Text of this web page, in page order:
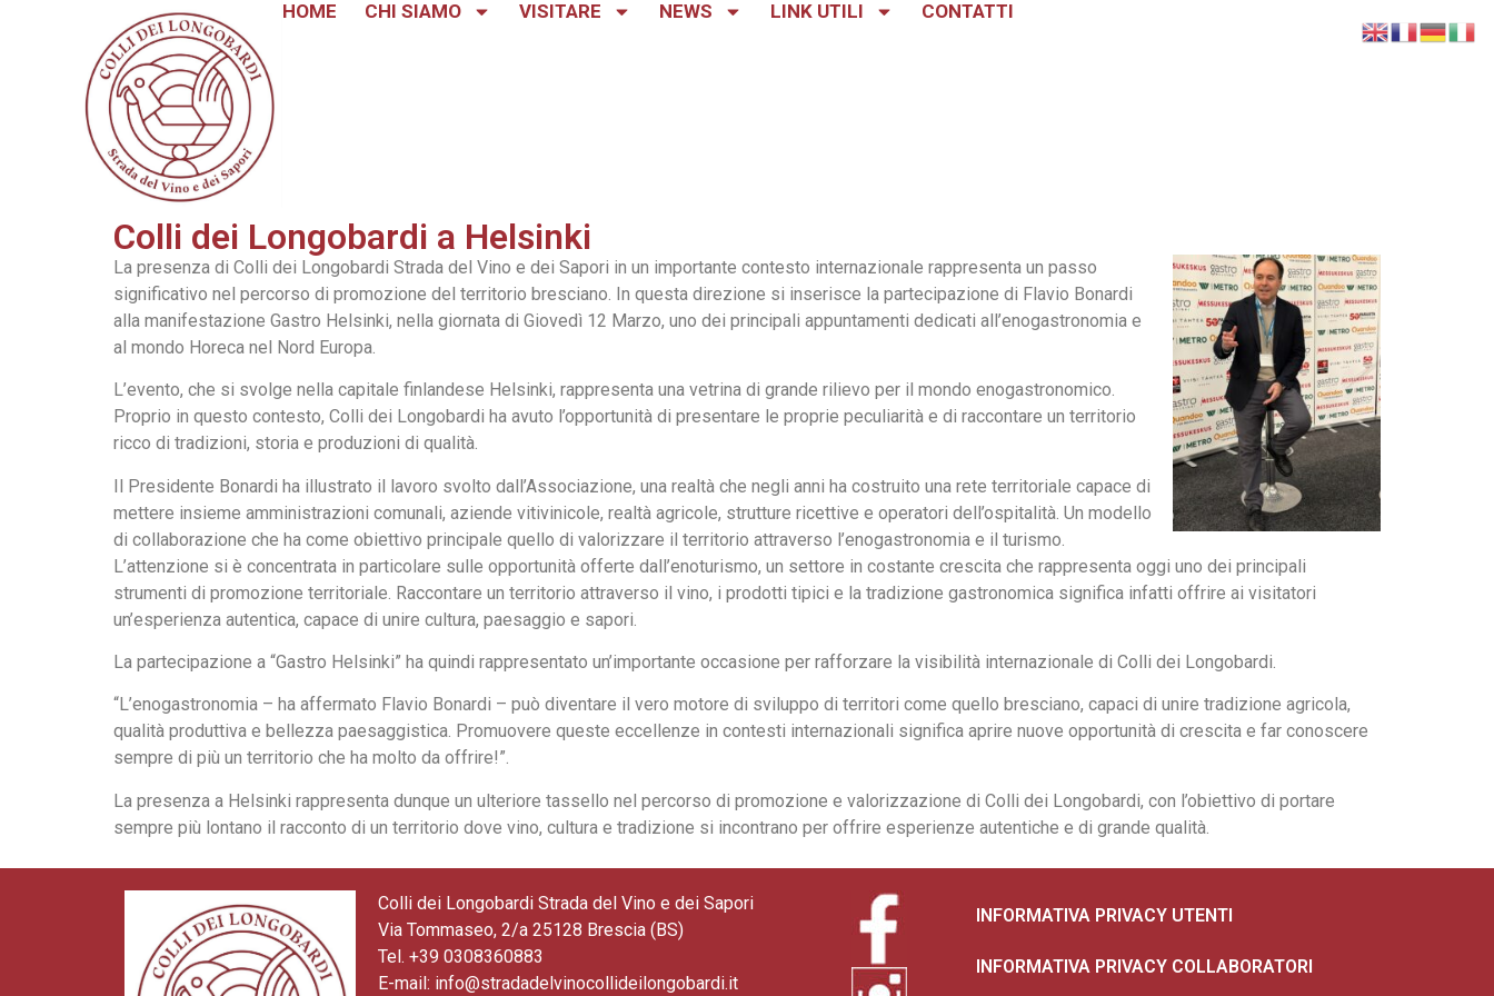
HOME CHI SIAMO VISITARE NEWS LINK UTILI CONTATTI
Colli dei Longobardi a Helsinki
La presenza di Colli dei Longobardi Strada del Vino e dei Sapori in un importante contesto internazionale rappresenta un passo
significativo nel percorso di promozione del territorio bresciano. In questa direzione si inserisce la partecipazione di Flavio Bonardi
alla manifestazione Gastro Helsinki, nella giornata di Giovedì 12 Marzo, uno dei principali appuntamenti dedicati all’enogastronomia e
al mondo Horeca nel Nord Europa.
L’evento, che si svolge nella capitale finlandese Helsinki, rappresenta una vetrina di grande rilievo per il mondo enogastronomico.
Proprio in questo contesto, Colli dei Longobardi ha avuto l’opportunità di presentare le proprie peculiarità e di raccontare un territorio
ricco di tradizioni, storia e produzioni di qualità.
Il Presidente Bonardi ha illustrato il lavoro svolto dall’Associazione, una realtà che negli anni ha costruito una rete territoriale capace di
mettere insieme amministrazioni comunali, aziende vitivinicole, realtà agricole, strutture ricettive e operatori dell’ospitalità. Un modello
di collaborazione che ha come obiettivo principale quello di valorizzare il territorio attraverso l’enogastronomia e il turismo.
L’attenzione si è concentrata in particolare sulle opportunità offerte dall’enoturismo, un settore in costante crescita che rappresenta oggi uno dei principali
strumenti di promozione territoriale. Raccontare un territorio attraverso il vino, i prodotti tipici e la tradizione gastronomica significa infatti offrire ai visitatori
un’esperienza autentica, capace di unire cultura, paesaggio e sapori.
La partecipazione a “Gastro Helsinki” ha quindi rappresentato un’importante occasione per rafforzare la visibilità internazionale di Colli dei Longobardi.
“L’enogastronomia – ha affermato Flavio Bonardi – può diventare il vero motore di sviluppo di territori come quello bresciano, capaci di unire tradizione agricola,
qualità produttiva e bellezza paesaggistica. Promuovere queste eccellenze in contesti internazionali significa aprire nuove opportunità di crescita e far conoscere
sempre di più un territorio che ha molto da offrire!”.
La presenza a Helsinki rappresenta dunque un ulteriore tassello nel percorso di promozione e valorizzazione di Colli dei Longobardi, con l’obiettivo di portare
sempre più lontano il racconto di un territorio dove vino, cultura e tradizione si incontrano per offrire esperienze autentiche e di grande qualità.
Colli dei Longobardi Strada del Vino e dei Sapori
Via Tommaseo, 2/a 25128 Brescia (BS)
Tel. +39 0308360883
E-mail: info@stradadelvinocollideilongobardi.it
INFORMATIVA PRIVACY UTENTI
INFORMATIVA PRIVACY COLLABORATORI